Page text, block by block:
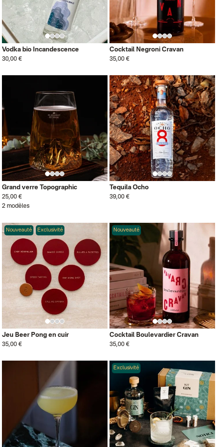
Vodka bio Incandescence
30,00 €
Cocktail Negroni Cravan
35,00 €
Grand verre Topographic
25,00 €
2 modèles
Tequila Ocho
39,00 €
Nouveauté Exclusivité
Jeu Beer Pong en cuir
35,00 €
Nouveauté
Cocktail Boulevardier Cravan
35,00 €
Exclusivité